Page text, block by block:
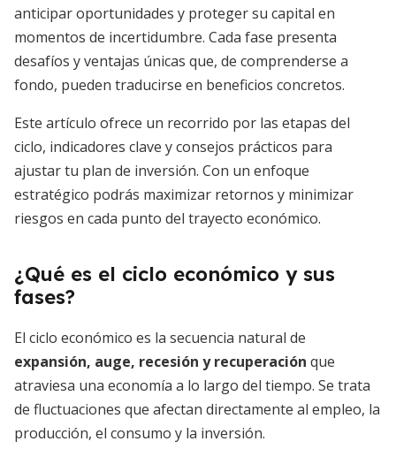
anticipar oportunidades y proteger su capital en
momentos de incertidumbre. Cada fase presenta
desafíos y ventajas únicas que, de comprenderse a
fondo, pueden traducirse en beneficios concretos.
Este artículo ofrece un recorrido por las etapas del
ciclo, indicadores clave y consejos prácticos para
ajustar tu plan de inversión. Con un enfoque
estratégico podrás maximizar retornos y minimizar
riesgos en cada punto del trayecto económico.
¿Qué es el ciclo económico y sus
fases?
El ciclo económico es la secuencia natural de
expansión, auge, recesión y recuperación que
atraviesa una economía a lo largo del tiempo. Se trata
de fluctuaciones que afectan directamente al empleo, la
producción, el consumo y la inversión.